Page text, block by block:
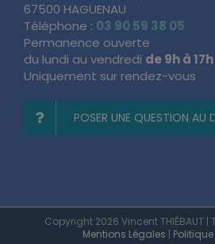
1 place de Neubourg
67500 HAGUENAU
Téléphone :03 90 59 38 05
Permanence ouverte
du lundi au vendredide 9h à 17h
POSER UNE QUESTION AU
Copyright 2026 Vincent THIÉBAUT |